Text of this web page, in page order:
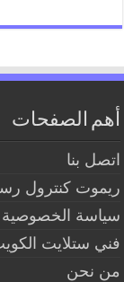
أهم الصفحات
اتصل بنا
ريموت كنترول
سياسة الخصوصية
فني ستلايت
من نحن